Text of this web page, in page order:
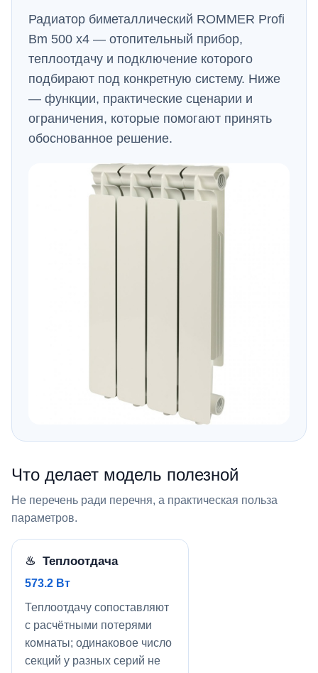
Радиатор биметаллический ROMMER Profi
Bm 500 x4 — отопительный прибор,
теплоотдачу и подключение которого
подбирают под конкретную систему. Ниже
— функции, практические сценарии и
ограничения, которые помогают принять
обоснованное решение.
Что делает модель полезной
Не перечень ради перечня, а практическая польза
параметров.
♨ Теплоотдача
573.2 Вт
Теплоотдачу сопоставляют
с расчётными потерями
комнаты; одинаковое число
секций у разных серий не